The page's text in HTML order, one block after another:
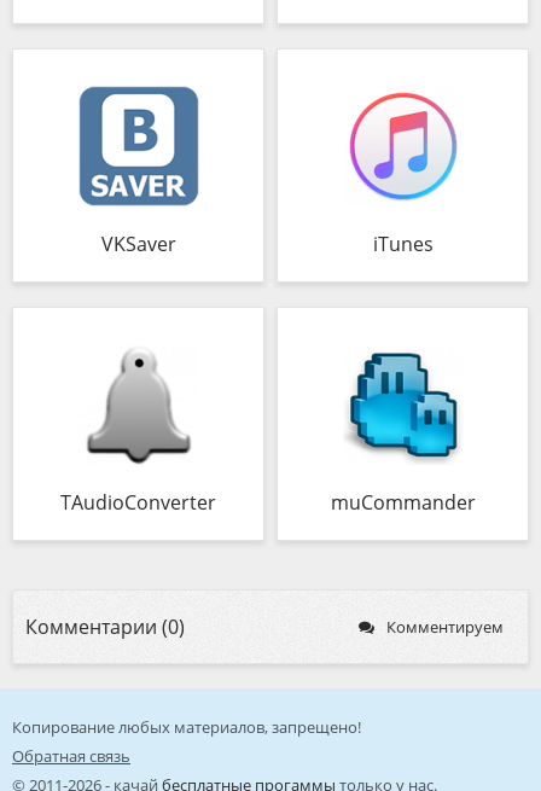
VKSaver iTunes
TAudioConverter muCommander
Комментарии (0) Комментируем
Копирование любых материалов, запрещено!
Обратная связь
© 2011-2026 - качай бесплатные прогаммы только у нас.